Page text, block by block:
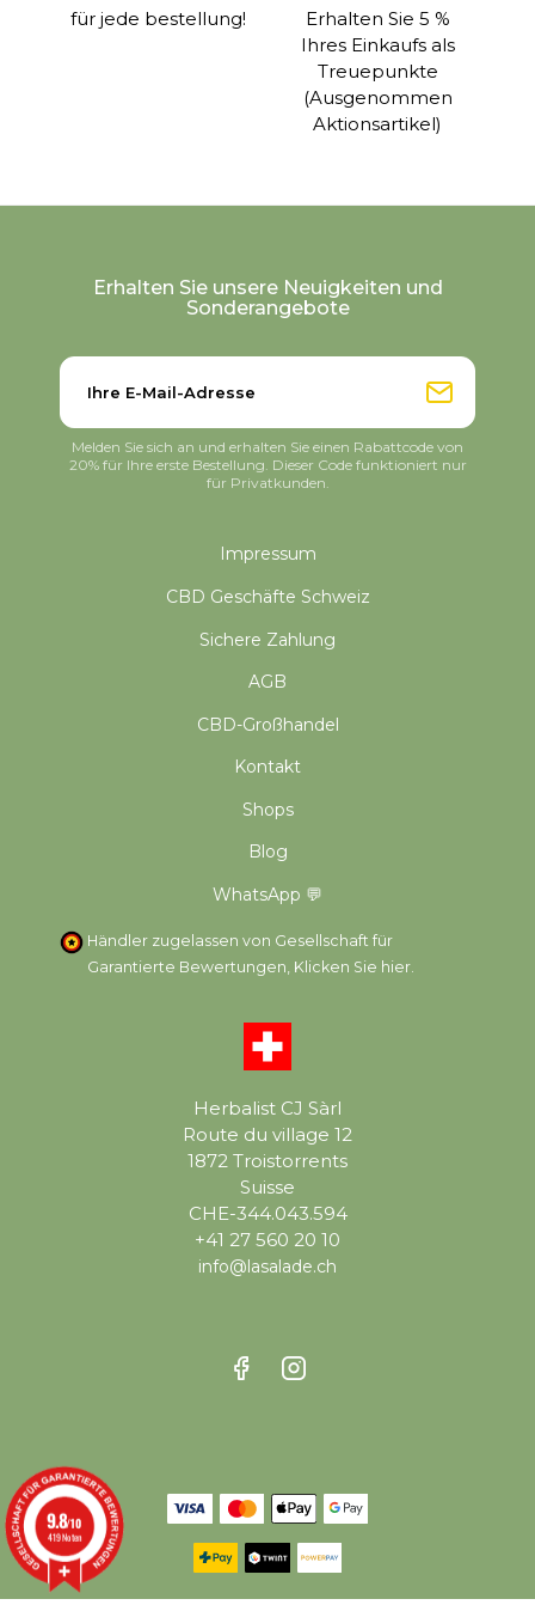
für jede bestellung!
Erhalten Sie 5 %
Ihres Einkaufs als
Treuepunkte
(Ausgenommen
Aktionsartikel)
Herbalist CJ Sàrl
Route du village 12
1872 Troistorrents
Suisse
CHE-344.043.594
+41 27 560 20 10
info@lasalade.ch
Impressum
CBD Geschäfte Schweiz
Sichere Zahlung
AGB
CBD-Großhandel
Kontakt
Shops
Blog
WhatsApp 💬
Händler zugelassen von Gesellschaft für
Garantierte Bewertungen, Klicken Sie hier
Erhalten Sie unsere Neuigkeiten und
Sonderangebote
Melden Sie sich an und erhalten Sie einen Rabattcode von
20% für Ihre erste Bestellung. Dieser Code funktioniert nur
für Privatkunden.
9.8/10
419 Noten